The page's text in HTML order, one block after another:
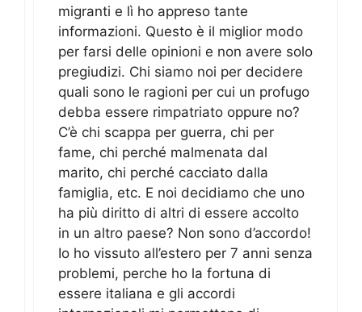
migranti e lì ho appreso tante
informazioni. Questo è il miglior modo
per farsi delle opinioni e non avere solo
pregiudizi. Chi siamo noi per decidere
quali sono le ragioni per cui un profugo
debba essere rimpatriato oppure no?
C’è chi scappa per guerra, chi per
fame, chi perché malmenata dal
marito, chi perché cacciato dalla
famiglia, etc. E noi decidiamo che uno
ha più diritto di altri di essere accolto
in un altro paese? Non sono d’accordo!
Io ho vissuto all’estero per 7 anni senza
problemi, perche ho la fortuna di
essere italiana e gli accordi